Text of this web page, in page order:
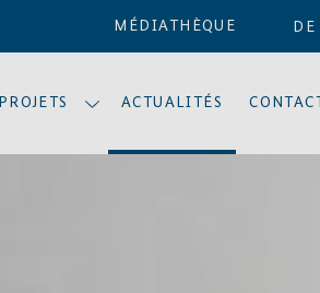
MÉDIATHÈQUE DE
PROJETS ACTUALITÉS CONTACT